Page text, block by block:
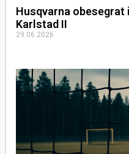
Husqvarna
Karlstad II
29.06.2026